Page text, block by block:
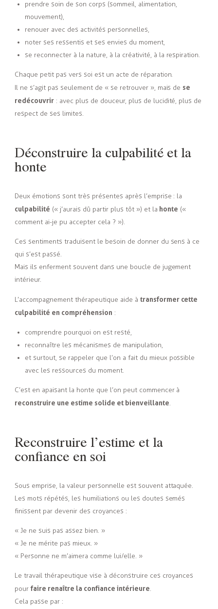
prendre soin de son corps (sommeil, alimentation,
mouvement),
renouer avec des activités personnelles,
noter ses ressentis et ses envies du moment,
se reconnecter à la nature, à la créativité, à la respiration.
Chaque petit pas vers soi est un acte de réparation.
Il ne s’agit pas seulement de « se retrouver », mais de se
redécouvrir: avec plus de douceur, plus de lucidité, plus de
respect de ses limites.
Déconstruire la culpabilité et la
honte
Deux émotions sont très présentes après l’emprise : la
culpabilité (« j’aurais dû partir plus tôt ») et la honte («
comment ai-je pu accepter cela ? »).
Ces sentiments traduisent le besoin de donner du sens à ce
qui s’est passé.
Mais ils enferment souvent dans une boucle de jugement
intérieur.
L’accompagnement thérapeutique aide à transformer cette
culpabilité en compréhension :
comprendre pourquoi on est resté,
reconnaître les mécanismes de manipulation,
et surtout, se rappeler que l’on a fait du mieux possible
avec les ressources du moment.
C’est en apaisant la honte que l’on peut commencer à
reconstruire une estime solide et bienveillante.
Reconstruire l’estime et la
confiance en soi
Sous emprise, la valeur personnelle est souvent attaquée.
Les mots répétés, les humiliations ou les doutes semés
finissent par devenir des croyances :
« Je ne suis pas assez bien. »
« Je ne mérite pas mieux. »
« Personne ne m’aimera comme lui/elle. »
Le travail thérapeutique vise à déconstruire ces croyances
pourfaire renaître la confiance intérieure.
Cela passe par :